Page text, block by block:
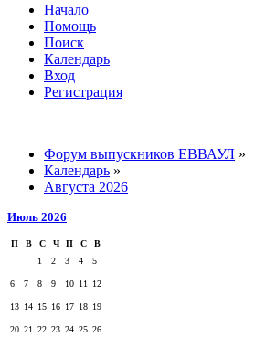
Начало
Помощь
Поиск
Календарь
Вход
Регистрация
Форум выпускников ЕВВАУЛ »
Календарь »
Августа 2026
Июль 2026
П В С Ч П С
В
1
2 3 4 5
6 7 8 9 10 11 12
13 14 15 16 17 18 19
20 21 22 23 24 25 26